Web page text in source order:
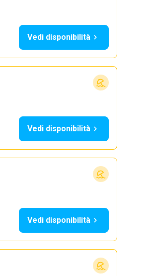
Vedi disponibilità
Vedi disponibilità
Vedi disponibilità